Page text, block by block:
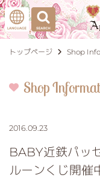
トップページ Shop
Shop
2016.09.23
BABY近鉄パ
ルーンくじ開催